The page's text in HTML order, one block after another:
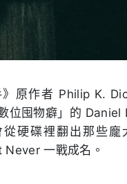
原作者 Philip K.
位囤物癖」的
硬碟裡翻出那些
一戰成名。